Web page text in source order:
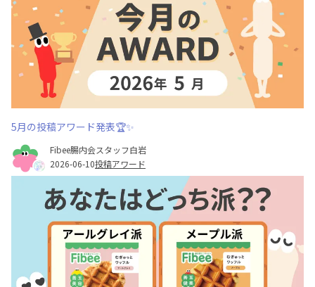
5月の投稿アワード発表🏆✨
Fibee腸内会スタッフ白岩
2026-06-10投稿アワード